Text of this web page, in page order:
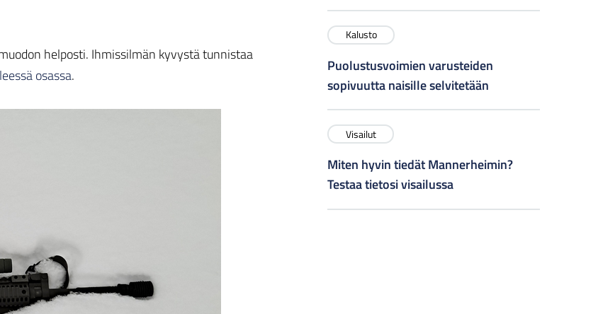
helposti. Ihmissilmän kyvystä tunnistaa
osassa.
Kalusto
Puolustusvoimien varusteiden
sopivuutta naisille selvitetään
Visailut
Miten hyvin tiedät Mannerheimin?
Testaa tietosi visailussa